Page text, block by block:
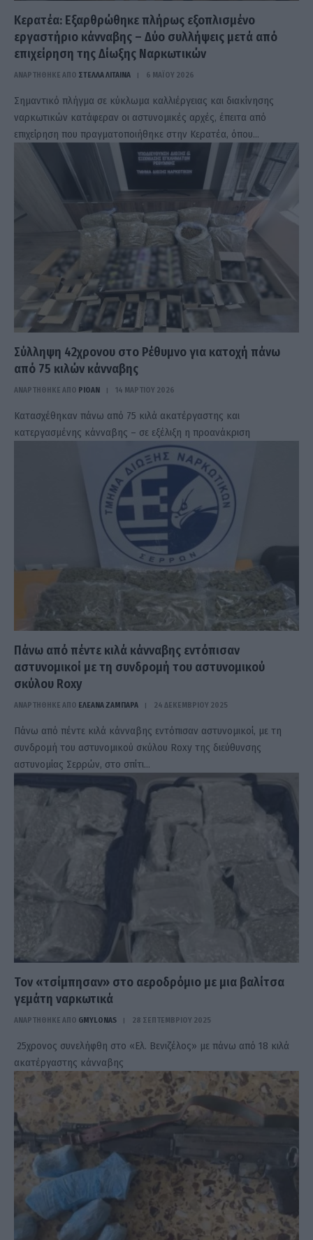
Κερατέα: Εξαρθρώθηκε πλήρως εξοπλισμένο
εργαστήριο κάνναβης – Δύο συλλήψεις μετά από
επιχείρηση της Δίωξης Ναρκωτικών
ΑΝΑΡΤΗΘΗΚΕ ΑΠΟ ΣΤΈΛΛΑ ΛΊΤΑΙΝΑ 6 ΜΑΪ́ΟΥ 2026
Σημαντικό πλήγμα σε κύκλωμα καλλιέργειας και διακίνησης
ναρκωτικών κατάφεραν οι αστυνομικές αρχές, έπειτα από
επιχείρηση που πραγματοποιήθηκε στην Κερατέα, όπου…
Σύλληψη 42χρονου στο Ρέθυμνο για κατοχή πάνω
από 75 κιλών κάνναβης
ΑΝΑΡΤΗΘΗΚΕ ΑΠΟ PIOAN 14 ΜΑΡΤΊΟΥ 2026
Κατασχέθηκαν πάνω από 75 κιλά ακατέργαστης και
κατεργασμένης κάνναβης – σε εξέλιξη η προανάκριση
Πάνω από πέντε κιλά κάνναβης εντόπισαν
αστυνομικοί με τη συνδρομή του αστυνομικού
σκύλου Roxy
ΑΝΑΡΤΗΘΗΚΕ ΑΠΟ ΕΛΕΑΝΑ ΖΑΜΠΑΡΑ 24 ΔΕΚΕΜΒΡΊΟΥ 2025
Πάνω από πέντε κιλά κάνναβης εντόπισαν αστυνομικοί, με τη
συνδρομή του αστυνομικού σκύλου Roxy της διεύθυνσης
αστυνομίας Σερρών, στο σπίτι…
Τον «τσίμπησαν» στο αεροδρόμιο με μια βαλίτσα
γεμάτη ναρκωτικά
ΑΝΑΡΤΗΘΗΚΕ ΑΠΟ GMYLONAS 28 ΣΕΠΤΕΜΒΡΊΟΥ 2025
25χρονος συνελήφθη στο «Ελ. Βενιζέλος» με πάνω από 18 κιλά
ακατέργαστης κάνναβης